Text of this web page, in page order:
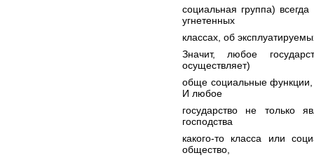
социальная группа)
угнетенных
классах, об
Значит, любое
осуществляет)
обще социальные функции,
И любое
государство не только
господства
какого-то класса или
общество,